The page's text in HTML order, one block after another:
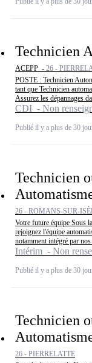
Technicien
ACEPP - 26 -
POSTE : Technicien
tant que Technicien
Assurez les dépannages
CDI - Non
Publié il y a plus de 30
Technicien
26 - ROMANS-SUR-
Votre future équipe Sous
rejoignez l'équipe
notamment intégré par nos
Intérim - Non
Publié il y a plus de 30
Technicien
26 - PIERRELATTE